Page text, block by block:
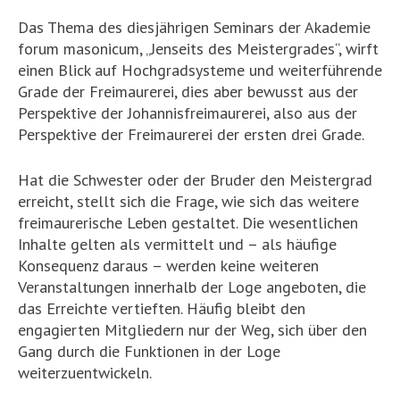
Das Thema des diesjährigen Seminars der Akademie
forum masonicum, „Jenseits des Meistergrades“, wirft
einen Blick auf Hochgradsysteme und weiterführende
Grade der Freimaurerei, dies aber bewusst aus der
Perspektive der Johannisfreimaurerei, also aus der
Perspektive der Freimaurerei der ersten drei Grade.
Hat die Schwester oder der Bruder den Meistergrad
erreicht, stellt sich die Frage, wie sich das weitere
freimaurerische Leben gestaltet. Die wesentlichen
Inhalte gelten als vermittelt und – als häufige
Konsequenz daraus – werden keine weiteren
Veranstaltungen innerhalb der Loge angeboten, die
das Erreichte vertieften. Häufig bleibt den
engagierten Mitgliedern nur der Weg, sich über den
Gang durch die Funktionen in der Loge
weiterzuentwickeln.